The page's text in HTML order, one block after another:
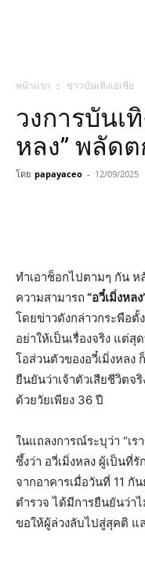
หน้าแรก ข่าวบันเทิงเอเชีย
วงการบันเ
หลง” พลัด
โดย papayaceo - 12/09/2025
ทำเอาช็อกไปตามๆ กัน ห
ความสามารถ “อวี๋เมิ่งหล
โดยข่าวดังกล่าวกระพือตั้
อย่าให้เป็นเรื่องจริง แต่สุ
โอส่วนตัวของอวี๋เมิ่งหลง
ยืนยันว่าเจ้าตัวเสียชีวิตจ
ด้วยวัยเพียง 36 ปี
ในแถลงการณ์ระบุว่า “เ
ซึ้งว่า อวี่เมิ่งหลง ผู้เป็นที่
จากอาคารเมื่อวันที่ 11 กั
ตำรวจ ได้มีการยืนยันว่า
ขอให้ผู้ล่วงลับไปสู่สุคติ แ